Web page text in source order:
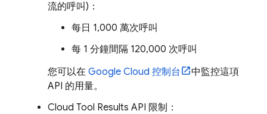
流的呼叫)：
每日 1,000 萬次呼叫
每 1 分鐘間隔 120,000 次呼叫
您可以在 Google Cloud 控制台
中監控這項
API 的用量。
Cloud Tool Results API 限制：